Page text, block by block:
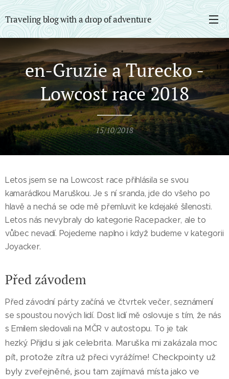
Traveling blog with a drop of adventure
en-Gruzie a Turecko -
Lowcost race 2018
15/10/2018
Letos jsem se na Lowcost race přihlásila se svou
kamarádkou Maruškou. Je s ní sranda, jde do všeho po
hlavě a nechá se ode mě přemluvit ke kdejaké šílenosti.
Letos nás nevybraly do kategorie Racepacker, ale to
vůbec nevadí. Pojedeme naplno i když budeme v kategorii
Joyacker.
Před závodem
Před závodní párty začíná ve čtvrtek večer, seznámení
se spoustou nových lidí. Dost lidí mě oslovuje s tím, že nás
s Emilem sledovali na MČR v autostopu. To je tak
hezký. Přijdu si jak celebrita. Maruška mi zakázala moc
pít, protože zítra už přeci vyrážíme! Checkpointy už
byly zveřejněné, jsou tam zajímavá místa jako ve